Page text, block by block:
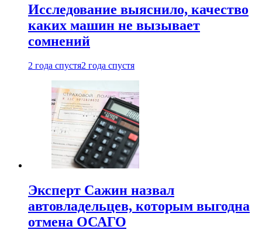
Исследование выяснило, качество
каких машин не вызывает
сомнений
2 года спустя2 года спустя
Эксперт Сажин назвал
автовладельцев, которым выгодна
отмена ОСАГО